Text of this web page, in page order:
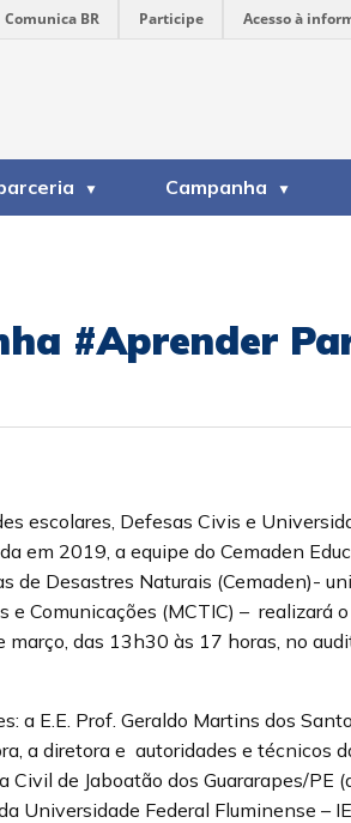
Comunica BR Participe Acesso à
Campanha
#Aprender
escolares, Defesas Civis e
em 2019, a equipe do Cemaden
Desastres Naturais (Cemaden)-
e Comunicações (MCTIC) – realizará
das 13h30 às 17 horas, no
a E.E. Prof. Geraldo Martins dos
a diretora e autoridades e técnicos
Civil de Jaboatão dos Guararapes/PE
Universidade Federal Fluminense –